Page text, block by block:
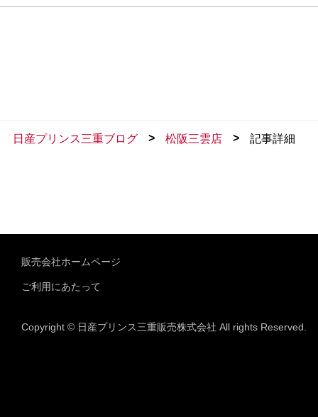
日産プリンス三重ブログ > 松阪三雲店 > 記事詳細
販売会社ホームページ
ご利用にあたって
Copyright © 日産プリンス三重販売株式会社 All rights Reserved.